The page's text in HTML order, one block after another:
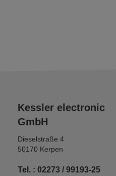
Kessler electronic
GmbH
Dieselstraße 4
50170 Kerpen
Tel. : 02273 / 99193-25